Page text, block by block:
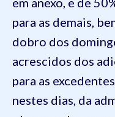
para as demais,
dobro dos
acrescidos dos
para as
nestes dias, da